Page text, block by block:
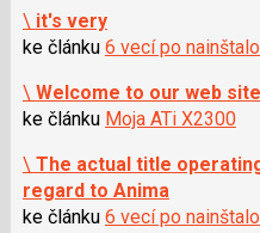
\ it's very
ke článku 6 vecí po
\ Welcome to our web
ke článku Moja ATi X2300
\ The actual title
regard to Anima
ke článku 6 vecí po